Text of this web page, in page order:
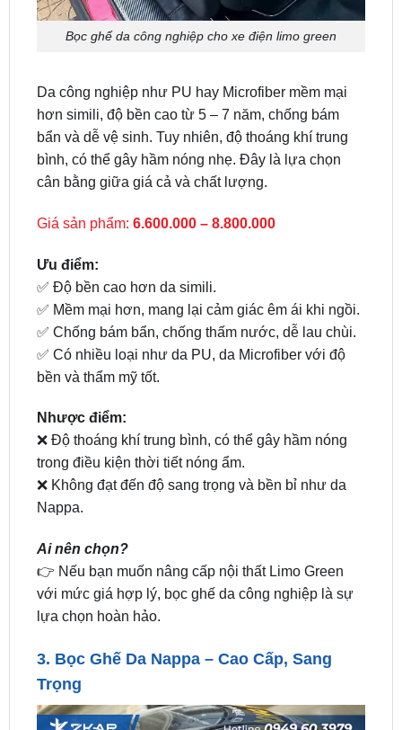
Da công nghiệp như PU hay Microfiber mềm mại
bẩn và dễ vệ sinh. Tuy nhiên, độ thoáng khí trung
bình, có thể gây hầm nóng nhẹ. Đây là lựa chọn
cân bằng giữa giá cả và chất lượng.
Giá sản phẩm: 6.600.000 – 8.800.000
Ưu điểm:
✅ Mềm mại hơn, mang lại cảm giác êm ái khi ngồi.
✅ Chống bám bẩn, chống thấm nước, dễ lau chùi.
✅ Có nhiều loại như da PU, da Microfiber với độ
bền và thẩm mỹ tốt.
Nhược điểm:
trong điều kiện thời tiết nóng ẩm.
❌ Không đạt đến độ sang trọng và bền bỉ như da
Nappa.
Ai nên chọn?
với mức giá hợp lý, bọc ghế da công nghiệp là sự
lựa chọn hoàn hảo.
3.Bọc Ghế Da Nappa